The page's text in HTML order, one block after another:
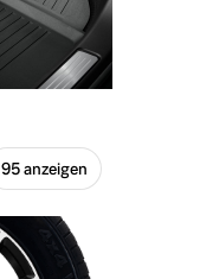
95 anzeigen